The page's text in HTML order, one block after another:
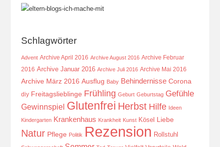
Schlagwörter
Advent Archive April 2016 Archive August 2016 Archive Februar
2016 Archive Januar 2016 Archive Juli 2016 Archive Mai 2016
Archive März 2016 Ausflug Baby Behindernisse Corona
diy Freitagslieblinge Frühling Geburt Geburtstag Gefühle
Gewinnspiel Glutenfrei Herbst Hilfe Ideen
Kindergarten Krankenhaus Krankheit Kunst Kösel Liebe
Natur Pflege Politik Rezension Rollstuhl